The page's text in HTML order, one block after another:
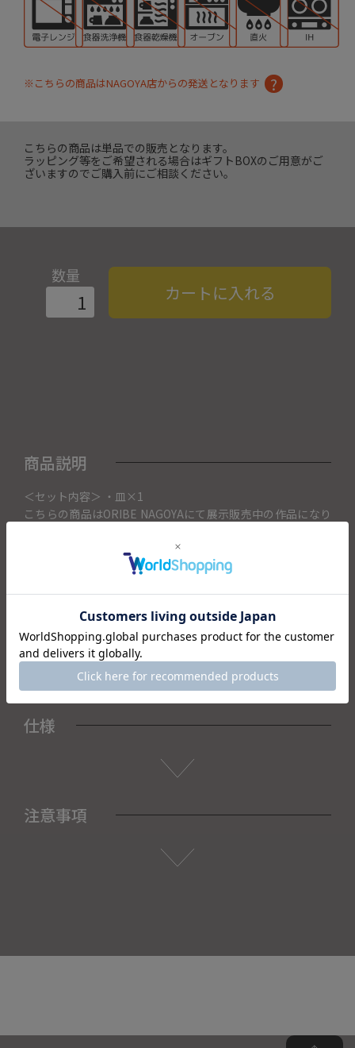
※こちらの商品はNAGOYA店からの発送となります
こちらの商品は単品での販売となります。
ラッピング等をご希望される場合はギフトBOXのご用意がご
ざいますのでご購入前にご相談ください。
数量
カートに入れる
商品説明
＜セット内容＞ ・皿×1
こちらの商品はORIBE NAGOYAにて展示販売中の作品になり
ご注文いただいたタイミングによってORIBE NAGOYA店頭で
売り切れた場合は、キャンセルさせて頂きます。
せていただきます。
予めご了承くださいませ。
仕様
注意事項